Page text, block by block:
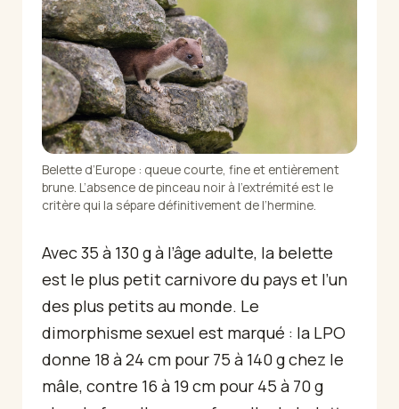
Belette d’Europe : queue courte, fine et entièrement
brune. L’absence de pinceau noir à l’extrémité est le
critère qui la sépare définitivement de l’hermine.
Avec 35 à 130 g à l’âge adulte, la belette
est le plus petit carnivore du pays et l’un
des plus petits au monde. Le
dimorphisme sexuel est marqué : la LPO
donne 18 à 24 cm pour 75 à 140 g chez le
mâle, contre 16 à 19 cm pour 45 à 70 g